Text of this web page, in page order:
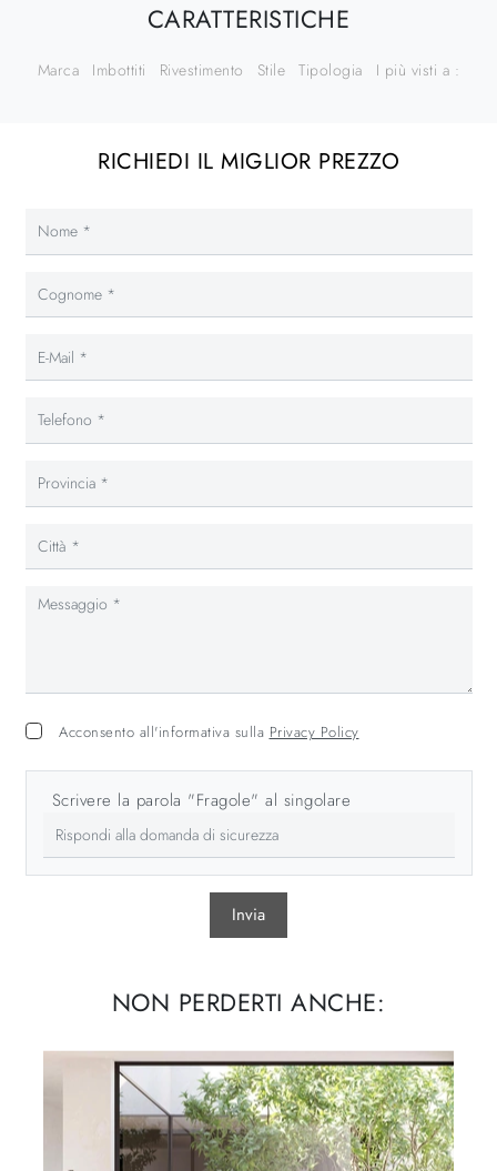
CARATTERISTICHE
Marca Imbottiti Rivestimento Stile Tipologia I più visti a :
RICHIEDI IL MIGLIOR PREZZO
Acconsento all'informativa sulla Privacy Policy
Scrivere la parola "Fragole" al singolare
Invia
NON PERDERTI ANCHE: